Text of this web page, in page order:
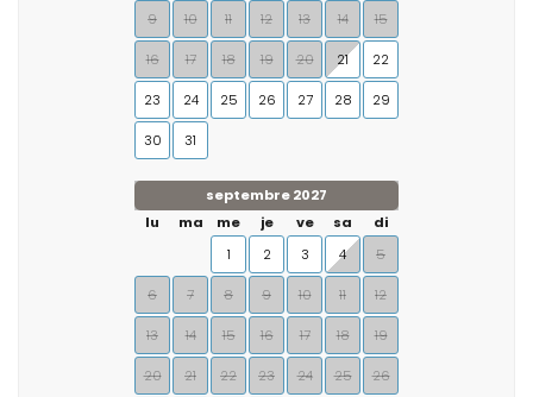
9 10 11 12 13 14 15
16 17 18 19 20 21 22
23 24 25 26 27 28 29
30 31
septembre 2027
lu
ma me je ve sa
di
1
2 3 4 5
6 7 8 9 10 11 12
13 14 15 16 17 18 19
20 21 22 23 24 25 26